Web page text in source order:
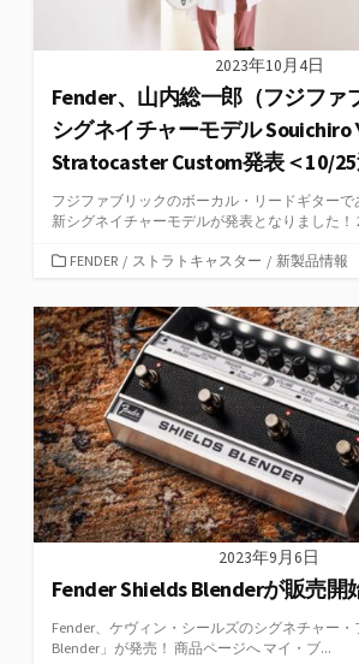
2023年10月4日
Fender、山内総一郎（フジファ
シグネイチャーモデル Souichiro
Stratocaster Custom発表＜10/
フジファブリックのボーカル・リードギター
新シグネイチャーモデルが発表となりました！
カ
ゴ
リ
ー
FENDER / ストラトキャスター / 新製品情報
2023年9月6日
Fender Shields Blenderが販売開
Fender、ケヴィン・シールズのシグネチャー・
Blender」が発売！ 商品ページへ マイ・ブ...